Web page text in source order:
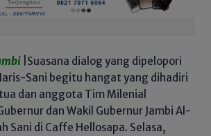
|Suasana dialog yang dipelopori
Sani begitu hangat yang dihadiri
dan anggota Tim Milenial
dan Wakil Gubernur Jambi Al-
Sani di Caffe Hellosapa. Selasa,